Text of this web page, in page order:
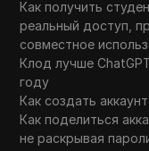
Как получить
реальный доступ,
совместное
Клод лучше
году
Как создать
Как поделиться
не раскрывая